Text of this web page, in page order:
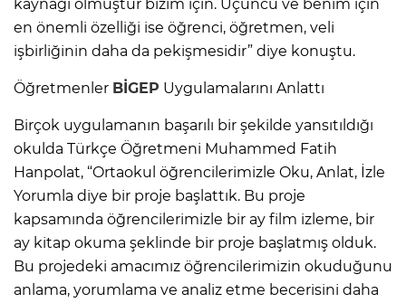
kaynağı olmuştur bizim için. Üçüncü ve benim için
en önemli özelliği ise öğrenci, öğretmen, veli
işbirliğinin daha da pekişmesidir” diye konuştu.
Öğretmenler BİGEP Uygulamalarını Anlattı
Birçok uygulamanın başarılı bir şekilde yansıtıldığı
okulda Türkçe Öğretmeni Muhammed Fatih
Hanpolat, “Ortaokul öğrencilerimizle Oku, Anlat, İzle
Yorumla diye bir proje başlattık. Bu proje
kapsamında öğrencilerimizle bir ay film izleme, bir
ay kitap okuma şeklinde bir proje başlatmış olduk.
Bu projedeki amacımız öğrencilerimizin okuduğunu
anlama, yorumlama ve analiz etme becerisini daha